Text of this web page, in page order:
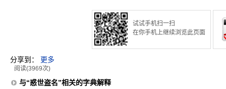
试试手机扫一扫
在你手机上继续浏览此页面
分享到： 更多
阅读(3969次)
与“惑世盗名”相关的字典解释